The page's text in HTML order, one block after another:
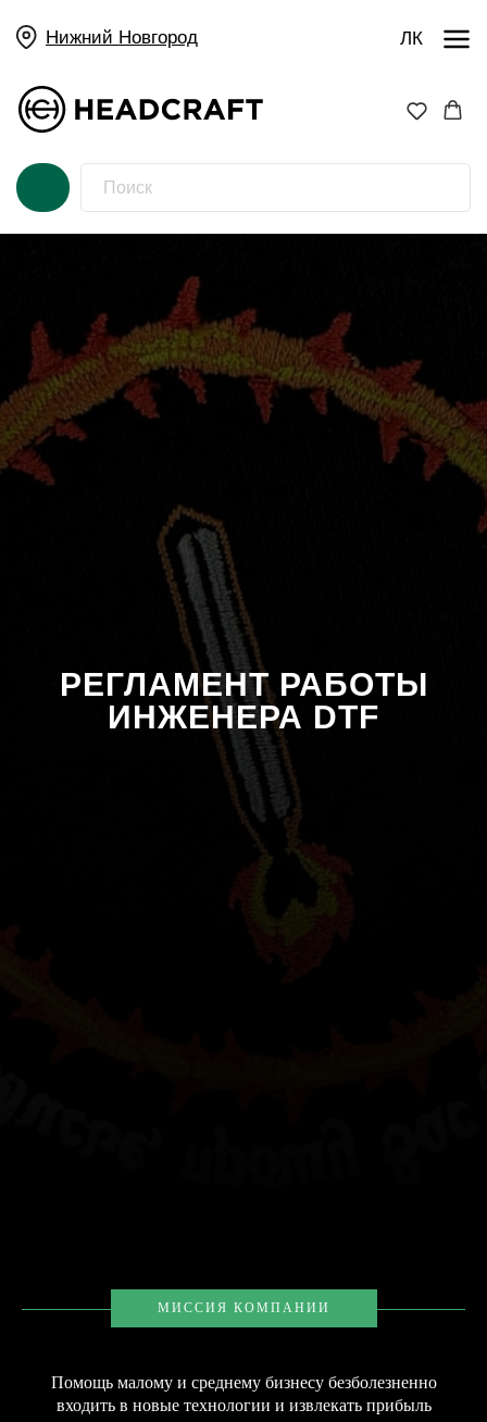
Нижний Новгород
РЕГЛАМЕНТ РАБОТЫ
ИНЖЕНЕРА DTF
МИССИЯ КОМПАНИИ
Помощь малому и среднему бизнесу безболезненно
входить в новые технологии и извлекать прибыль